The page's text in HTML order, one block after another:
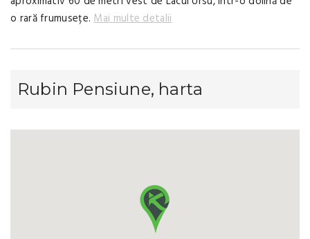
o rară frumusețe.Mai multe detalii
Rubin Pensiune, harta